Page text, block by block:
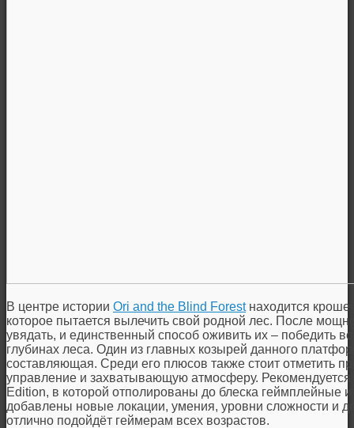
В центре истории Ori and the Blind Forestнаходится
которое пытается вылечить свой родной лес. После
увядать, и единственный способ оживить их – победить
глубинах леса. Один из главных козырей данного
составляющая. Среди его плюсов также стоит отметить
управление и захватывающую атмосферу. Рекомендуется
Edition, в которой отполированы до блеска геймплейные
добавлены новые локации, умения, уровни сложности и
отлично подойдёт геймерам всех возрастов.